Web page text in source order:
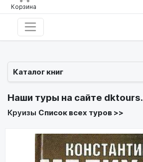
Корзина
Каталог книг
Наши туры на сайте
Круизы Список всех туров >>